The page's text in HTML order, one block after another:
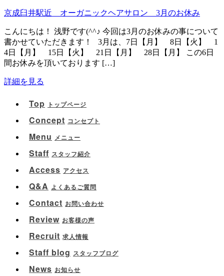
京成臼井駅近 オーガニックヘアサロン 3月のお休み
こんにちは！ 浅野です(^^♪ 今回は3月のお休みの事について
書かせていただきます！ 3月は、7日【月】 8日【火】 1
4日【月】 15日【火】 21日【月】 28日【月】 この6日
間お休みを頂いております […]
詳細を見る
Top トップページ
Concept コンセプト
Menu メニュー
Staff スタッフ紹介
Access アクセス
Q&A よくあるご質問
Contact お問い合わせ
Review お客様の声
Recruit 求人情報
Staff blog スタッフブログ
News お知らせ